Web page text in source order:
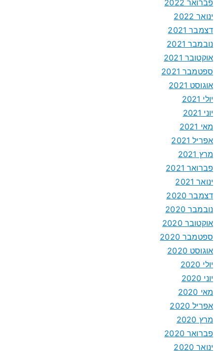
פברואר 2022
ינואר 2022
דצמבר 2021
נובמבר 2021
אוקטובר 2021
ספטמבר 2021
אוגוסט 2021
יולי 2021
יוני 2021
מאי 2021
אפריל 2021
מרץ 2021
פברואר 2021
ינואר 2021
דצמבר 2020
נובמבר 2020
אוקטובר 2020
ספטמבר 2020
אוגוסט 2020
יולי 2020
יוני 2020
מאי 2020
אפריל 2020
מרץ 2020
פברואר 2020
ינואר 2020